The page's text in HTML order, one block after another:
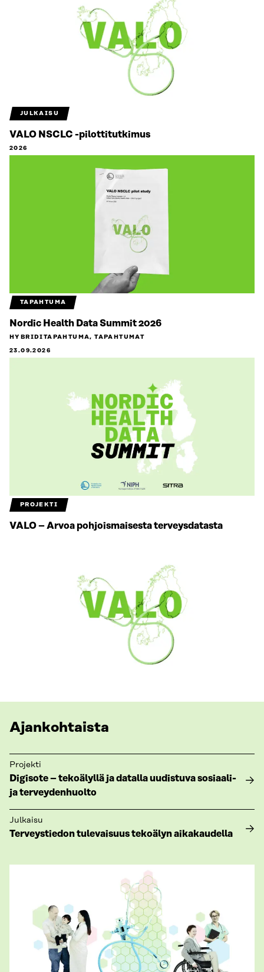
JULKAISU
VALO NSCLC -pilottitutkimus
2026
TAPAHTUMA
Nordic Health Data Summit 2026
HYBRIDITAPAHTUMA, TAPAHTUMAT
23.09.2026
PROJEKTI
VALO – Arvoa pohjoismaisesta terveysdatasta
Ajankohtaista
Projekti
Digisote – tekoälyllä ja datalla uudistuva sosiaali-
ja terveydenhuolto
Julkaisu
Terveystiedon tulevaisuus tekoälyn aikakaudella